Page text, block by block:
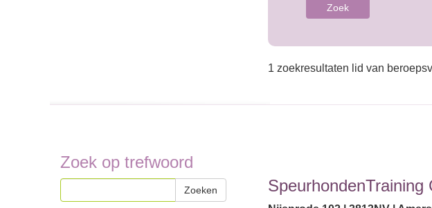
Zoek
1 zoekresultaten lid van
Zoek op trefwoord
Zoeken SpeurhondenTraining